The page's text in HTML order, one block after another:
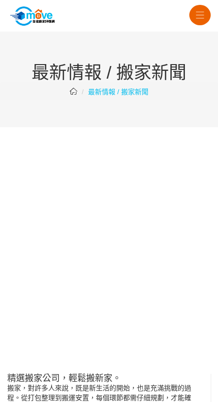
最新情報 / 搬家新聞
最新情報 / 搬家新聞
精選搬家公司，輕鬆搬新家。
搬家，對許多人來說，既是新生活的開始，也是充滿挑戰的過
程。從打包整理到搬運安置，每個環節都需仔細規劃，才能確